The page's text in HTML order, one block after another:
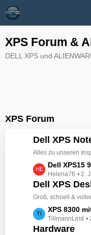
XPS Forum &
DELL XPS und
XPS Forum
Dell XPS
Alles zu unseren
L
e
t
z
e
B
Dell XPS15 9530 (neue Gen) startet
Helena76 2.
Dell XPS
Groß, schnell &
L
e
t
XPS 8300
TillmannLind
Hardware